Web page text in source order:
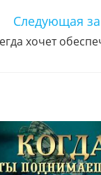
Следующая
хочет